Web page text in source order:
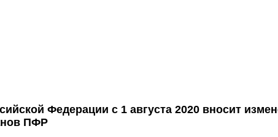
Федерации с 1 августа 2020 вносит
ПФР